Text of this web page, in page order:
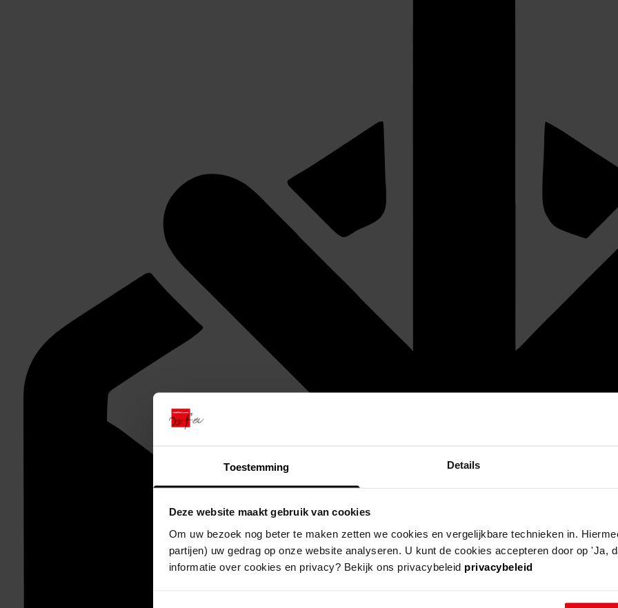
Toestemming Details
Deze website maakt gebruik van cookies
Om uw bezoek nog beter te maken zetten we cookies en vergelijkbare technieken in.
partijen) uw gedrag op onze website analyseren. U kunt de cookies accepteren door op 'Ja,
informatie over cookies en privacy? Bekijk ons privacybeleid privacybeleid